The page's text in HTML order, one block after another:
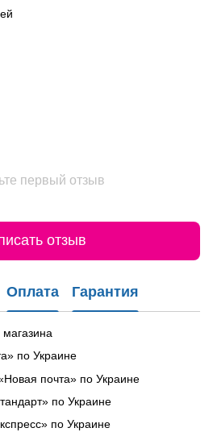
первый отзыв
отзыв
Оплата Гарантия
по Украине
почта» по Украине
по Украине
по Украине